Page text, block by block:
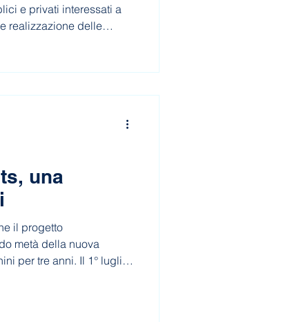
e privati interessati a
realizzazione delle
educativo, inclusivo e
una
il progetto
metà della nuova
per tre anni. Il 1° luglio